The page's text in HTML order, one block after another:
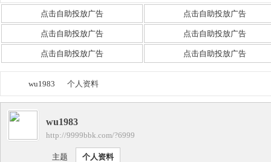
点击自助投放广告 点击自助投放广告
点击自助投放广告 点击自助投放广告
点击自助投放广告 点击自助投放广告
wu1983
›
个人资料
wu1983
http://9999bbk.com/?6999
主题 个人资料